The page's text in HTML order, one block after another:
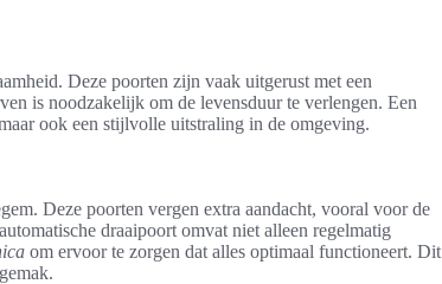
Deze poorten zijn vaak uitgerust met een
is noodzakelijk om de levensduur te verlengen. Een
ook een stijlvolle uitstraling in de omgeving.
Deze poorten vergen extra aandacht, vooral voor de
draaipoort omvat niet alleen regelmatig
om ervoor te zorgen dat alles optimaal functioneert. Dit